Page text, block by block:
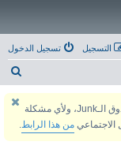
تسجيل الدخول التسجيل
يمكنك التسجيل والتفعيل عبر بريدك الالكتروني، راجع صندوق الـJunk، ولأي مشكلة
الاجتماعي من هذا الرابط.